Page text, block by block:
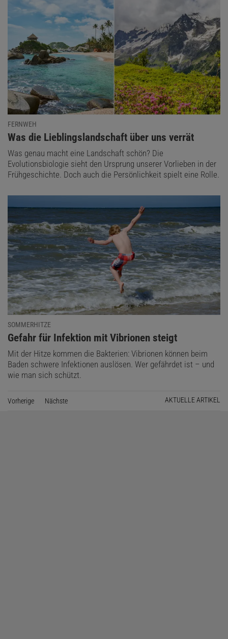
FERNWEH
:
Was die Lieblingslandschaft über uns verrät
Was genau macht eine Landschaft schön? Die
Evolutionsbiologie sieht den Ursprung unserer Vorlieben in der
Frühgeschichte. Doch auch die Persönlichkeit spielt eine Rolle.
SOMMERHITZE
:
Gefahr für Infektion mit Vibrionen steigt
Mit der Hitze kommen die Bakterien: Vibrionen können beim
Baden schwere Infektionen auslösen. Wer gefährdet ist – und
wie man sich schützt.
Vorherige SeiteNächste AKTUELLE ARTIKEL